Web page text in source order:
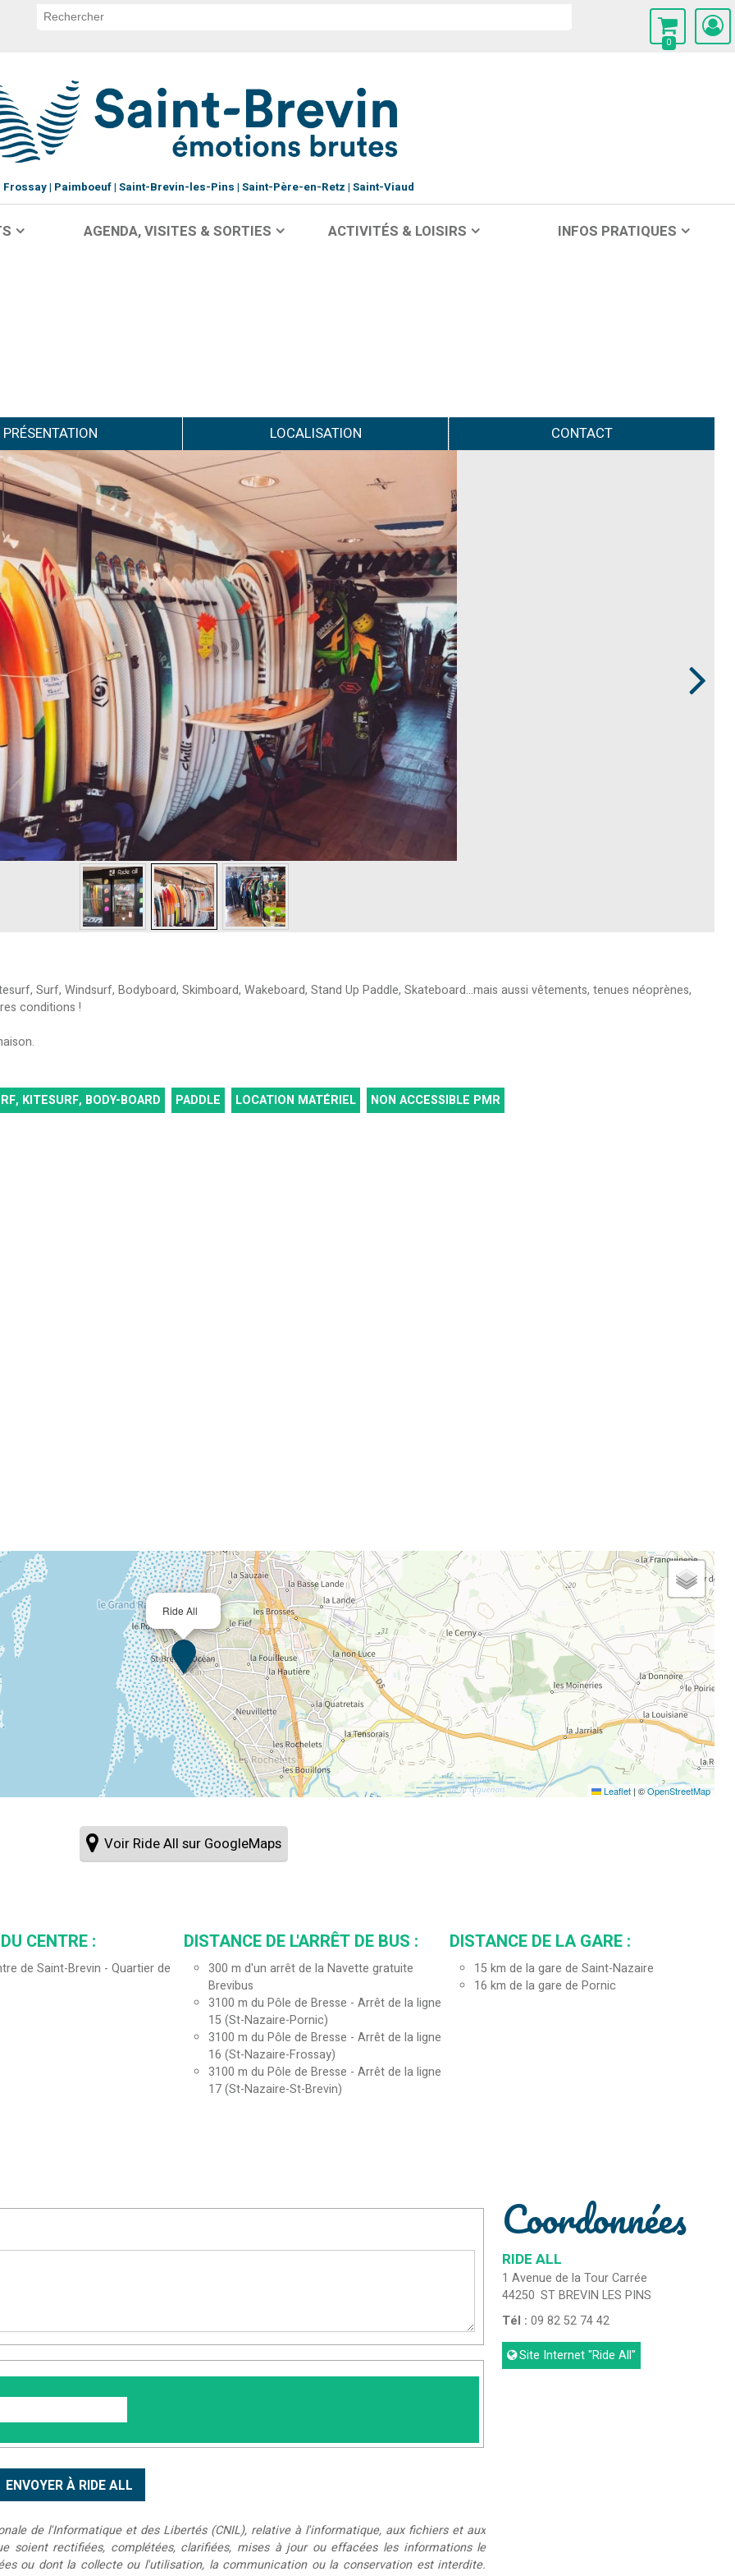
0
Frossay Paimboeuf Saint-Brevin-les-Pins Saint-Père-en-Retz Saint-Viaud
AGENDA, VISITES & SORTIES ACTIVITÉS & LOISIRS INFOS PRATIQUES
PRÉSENTATION LOCALISATION CONTACT
Surf, Windsurf, Bodyboard, Skimboard, Wakeboard, Stand Up Paddle, Skateboard...mais aussi vêtements, tenues néoprènes,
conditions !
KITESURF, BODY-BOARD PADDLE LOCATION MATÉRIEL NON ACCESSIBLE PMR
Ride All
Leaflet | ©OpenStreetMap
Voir Ride All sur GoogleMaps
CENTRE :
de Saint-Brevin - Quartier de
DISTANCE DE L'ARRÊT DE BUS :
300 m d'un arrêt de la Navette gratuite
Brevibus
3100 m du Pôle de Bresse - Arrêt de la ligne
15 (St-Nazaire-Pornic)
3100 m du Pôle de Bresse - Arrêt de la ligne
16 (St-Nazaire-Frossay)
3100 m du Pôle de Bresse - Arrêt de la ligne
17 (St-Nazaire-St-Brevin)
DISTANCE DE LA GARE :
15 km de la gare de Saint-Nazaire
16 km de la gare de Pornic
de l'Informatique et des Libertés (CNIL), relative à l'informatique, aux fichiers et aux
rectifiées, complétées, clarifiées, mises à jour ou effacées les informations le
ou dont la collecte ou l'utilisation, la communication ou la conservation est interdite.
Coordonnées
RIDE ALL
1 Avenue de la Tour Carrée
44250 ST BREVIN LES PINS
Tél :09 82 52 74 42
Site Internet"Ride All"